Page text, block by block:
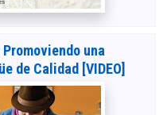
Promoviendo una
de Calidad [VIDEO]